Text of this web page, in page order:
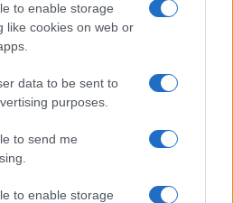
to enable storage
like cookies on web or
data to be sent to
purposes.
to send me
to enable storage